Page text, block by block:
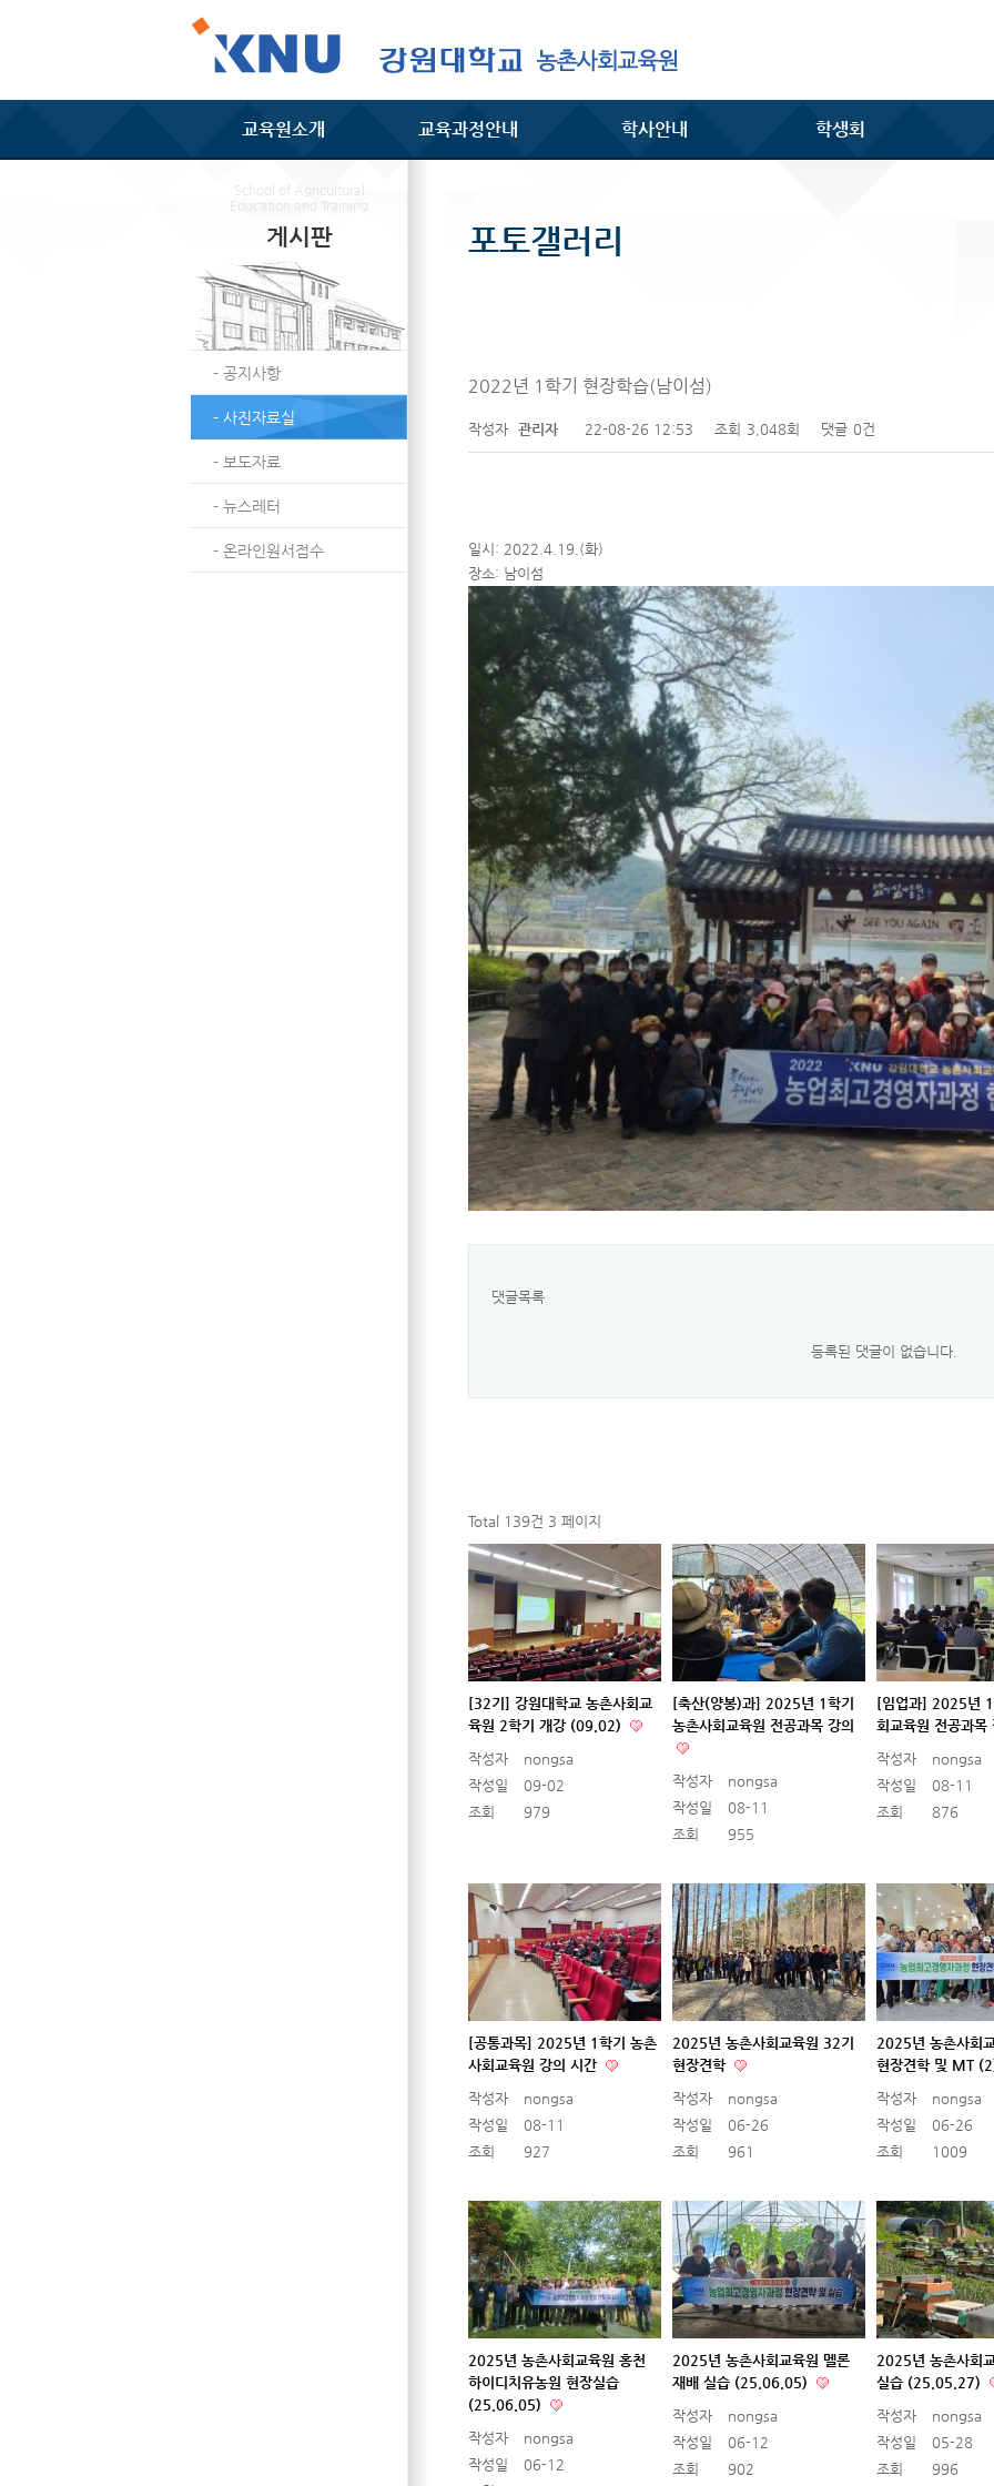
교육원소개 교육과정안내 학사안내 학생회
School of Agricultural
Education and Training
게시판
- 공지사항
- 사진자료실
- 보도자료
- 뉴스레터
- 온라인원서접수
포토갤러리
2022년 1학기 현장학습(남이섬)
작성자 관리자 22-08-26 12:53 조회 3,048회 댓글 0건
일시: 2022.4.19.(화)
장소: 남이섬
댓글목록
등록된 댓글이 없습니다.
Total 139건 3 페이지
[32기] 강원대학교 농촌사회교
육원 2학기 개강 (09.02)
작성자
nongsa
작성일
09-02
조회
979
[축산(양봉)과] 2025년 1학기
농촌사회교육원 전공과목 강의
작성자
nongsa
작성일
08-11
조회
955
[임업과] 2025년 1
회교육원 전공과
작성자
nongsa
작성일
08-11
조회
876
[공통과목] 2025년 1학기 농촌
사회교육원 강의 시간
작성자
nongsa
작성일
08-11
조회
927
2025년 농촌사회교육원 32기
현장견학
작성자
nongsa
작성일
06-26
조회
961
2025년 농촌사회
현장견학 및 MT
작성자
nongsa
작성일
06-26
조회
1009
2025년 농촌사회교육원 홍천
하이디치유농원 현장실습
(25.06.05)
작성자
nongsa
작성일
06-12
2025년 농촌사회교육원 멜론
재배 실습 (25.06.05)
작성자
nongsa
작성일
06-12
조회
902
2025년 농촌사회
실습 (25.05.27)
작성자
nongsa
작성일
05-28
조회
996